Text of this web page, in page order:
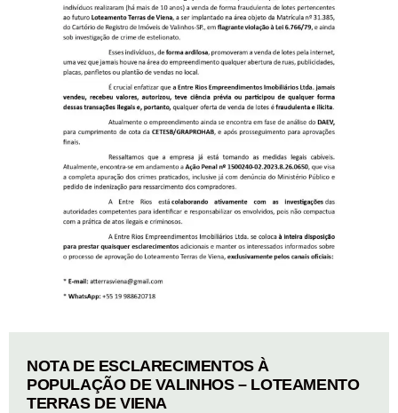
NOTA DE ESCLARECIMENTOS À
POPULAÇÃO DE VALINHOS – LOTEAMENTO
TERRAS DE VIENA